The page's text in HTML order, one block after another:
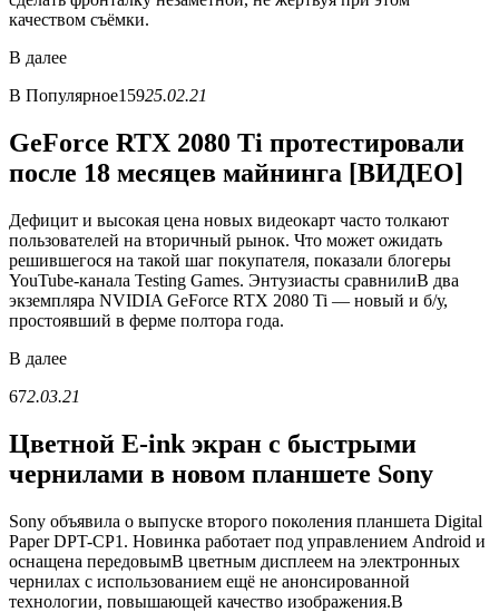
качеством съёмки.
В далее
В Популярное15925.02.21
GeForce RTX 2080 Ti протестировали
после 18 месяцев майнинга [ВИДЕО]
Дефицит и высокая цена новых видеокарт часто толкают
пользователей на вторичный рынок. Что может ожидать
решившегося на такой шаг покупателя, показали блогеры
YouTube-канала Testing Games. Энтузиасты сравнилиВ два
экземпляра NVIDIA GeForce RTX 2080 Ti — новый и б/у,
простоявший в ферме полтора года.
В далее
672.03.21
Цветной E-ink экран с быстрыми
чернилами в новом планшете Sony
Sony объявила о выпуске второго поколения планшета Digital
Paper DPT-CP1. Новинка работает под управлением Android и
оснащена передовымВ цветным дисплеем на электронных
чернилах с использованием ещё не анонсированной
технологии, повышающей качество изображения.В